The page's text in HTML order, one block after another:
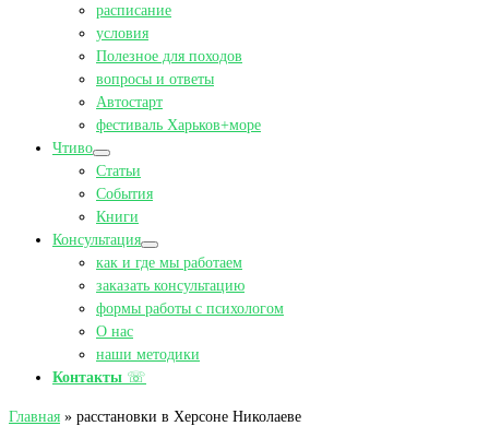
расписание
условия
Полезное для походов
вопросы и ответы
Автостарт
фестиваль Харьков+море
Чтиво
Статьи
События
Книги
Консультация
как и где мы работаем
заказать консультацию
формы работы с психологом
О нас
наши методики
Контакты ☏
Главная » расстановки в Херсоне Николаеве